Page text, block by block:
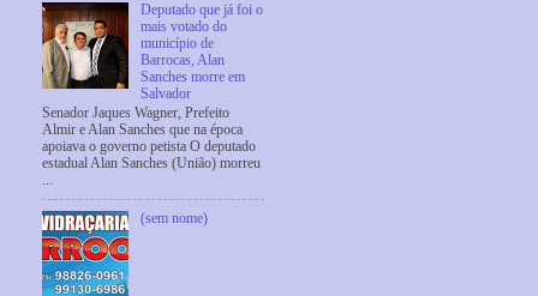
Deputado que já foi o
mais votado do
município de
Barrocas, Alan
Sanches morre em
Salvador
Senador Jaques Wagner, Prefeito
Almir e Alan Sanches que na época
apoiava o governo petista O deputado
estadual Alan Sanches (União) morreu
...
(sem nome)